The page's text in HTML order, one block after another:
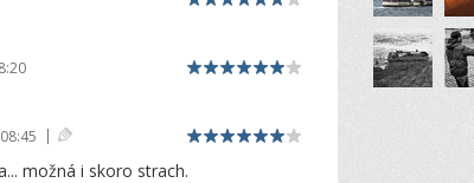
|
možná i skoro strach.